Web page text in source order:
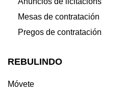
Mesas de contratación
Pregos de contratación
REBULINDO
Móvete